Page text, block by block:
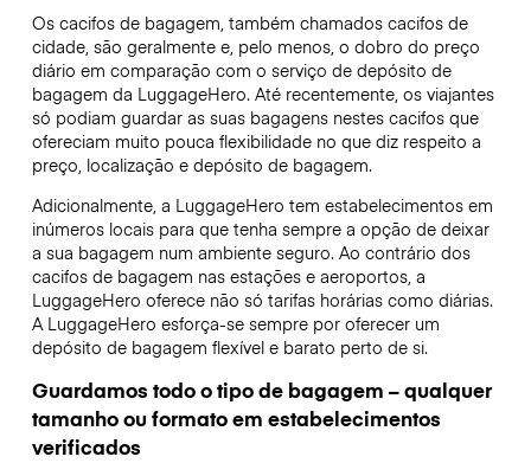
Os cacifos de bagagem, também chamados cacifos de
cidade, são geralmente e, pelo menos, o dobro do preço
diário em comparação com o serviço de depósito de
bagagem da LuggageHero. Até recentemente, os viajantes
só podiam guardar as suas bagagens nestes cacifos que
ofereciam muito pouca flexibilidade no que diz respeito a
preço, localização e depósito de bagagem.
Adicionalmente, a LuggageHero tem estabelecimentos em
inúmeros locais para que tenha sempre a opção de deixar
a sua bagagem num ambiente seguro. Ao contrário dos
cacifos de bagagem nas estações e aeroportos, a
LuggageHero oferece não só tarifas horárias como diárias.
A LuggageHero esforça-se sempre por oferecer um
depósito de bagagem flexível e barato perto de si.
Guardamos todo o tipo de bagagem – qualquer
tamanho ou formato em estabelecimentos
verificados